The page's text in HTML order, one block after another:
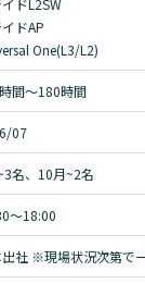
ドL2SW
ドAP
One(L3/L2)
間〜180時間
07
名、10月~2名
～18:00
社 ※現場状況次第で